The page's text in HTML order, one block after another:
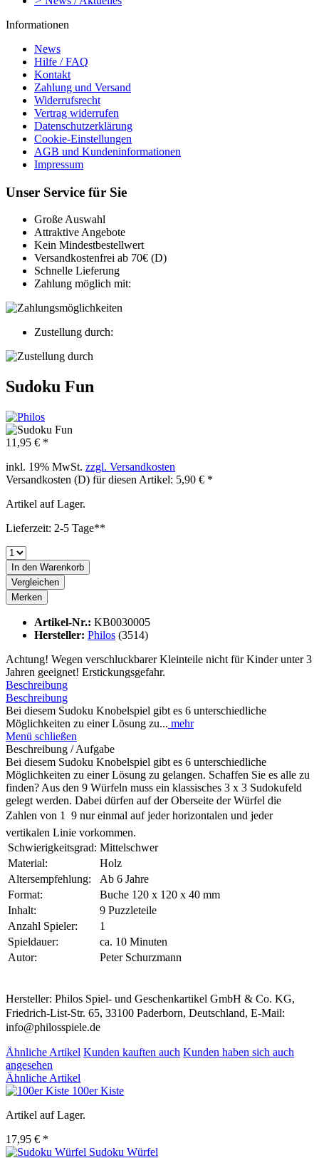
Informationen
News
Hilfe / FAQ
Kontakt
Zahlung und Versand
Widerrufsrecht
Vertrag widerrufen
Datenschutzerklärung
Cookie-Einstellungen
AGB und Kundeninformationen
Impressum
Unser Service für Sie
Große Auswahl
Attraktive Angebote
Kein Mindestbestellwert
Versandkostenfrei ab 70€ (D)
Schnelle Lieferung
Zahlung möglich mit:
Zustellung durch:
Sudoku Fun
11,95 € *
inkl. 19% MwSt. zzgl. Versandkosten
Versandkosten (D) für diesen Artikel: 5,90 € *
Artikel auf Lager.
Lieferzeit: 2-5 Tage**
In den Warenkorb
Vergleichen
Merken
Artikel-Nr.: KB0030005
Hersteller: Philos (3514)
Achtung! Wegen verschluckbarer Kleinteile nicht für Kinder unter 3
Jahren geeignet! Erstickungsgefahr.
Beschreibung
Beschreibung
Bei diesem Sudoku Knobelspiel gibt es 6 unterschiedliche
Möglichkeiten zu einer Lösung zu... mehr
Menü schließen
Beschreibung / Aufgabe
Bei diesem Sudoku Knobelspiel gibt es 6 unterschiedliche
Möglichkeiten zu einer Lösung zu gelangen. Schaffen Sie es alle zu
finden? Aus den 9 Würfeln muss ein klassisches 3 x 3 Sudokufeld
gelegt werden. Dabei dürfen auf der Oberseite der Würfel die
Zahlen von 1  9 nur einmal auf jeder horizontalen und jeder
vertikalen Linie vorkommen.
Schwierigkeitsgrad: Mittelschwer
Material:
Holz
Altersempfehlung:
Ab 6 Jahre
Format:
Buche 120 x 120 x 40 mm
Inhalt:
9 Puzzleteile
Anzahl Spieler:
1
Spieldauer:
ca. 10 Minuten
Autor:
Peter Schurzmann
Hersteller: Philos Spiel- und Geschenkartikel GmbH & Co. KG,
Friedrich-List-Str. 65, 33100 Paderborn, Deutschland, E-Mail:
info@philosspiele.de
Ähnliche Artikel Kunden kauften auch Kunden haben sich auch
angesehen
Ähnliche Artikel
100er Kiste
Artikel auf Lager.
17,95 € *
Sudoku Würfel